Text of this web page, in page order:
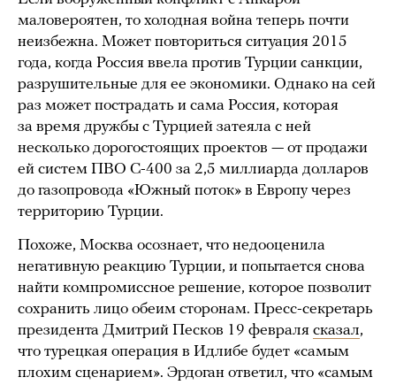
маловероятен, то холодная война теперь почти
неизбежна. Может повториться ситуация 2015
года, когда Россия ввела против Турции санкции,
разрушительные для ее экономики. Однако на сей
раз может пострадать и сама Россия, которая
за время дружбы с Турцией затеяла с ней
несколько дорогостоящих проектов — от продажи
ей систем ПВО С-400 за 2,5 миллиарда долларов
до газопровода «Южный поток» в Европу через
территорию Турции.
Похоже, Москва осознает, что недооценила
негативную реакцию Турции, и попытается снова
найти компромиссное решение, которое позволит
сохранить лицо обеим сторонам. Пресс-секретарь
президента Дмитрий Песков 19 февраля сказал,
что турецкая операция в Идлибе будет «самым
плохим сценарием». Эрдоган ответил, что «самым